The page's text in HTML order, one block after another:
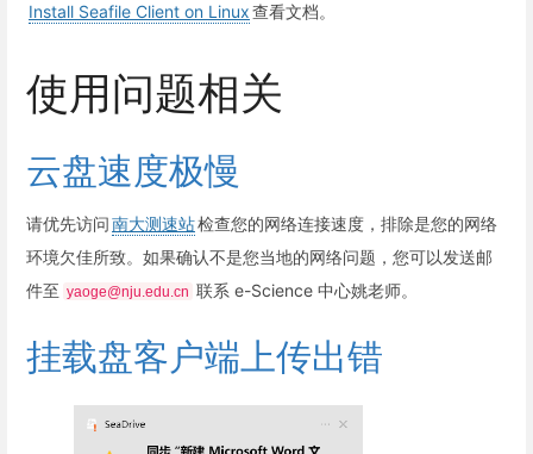
Install Seafile Client on Linux查看文档。
使用问题相关
云盘速度极慢
请优先访问南大测速站检查您的网络连接速度，排除是您的网络
环境欠佳所致。如果确认不是您当地的网络问题，您可以发送邮
件至 yaoge@nju.edu.cn 联系 e-Science 中心姚老师。
挂载盘客户端上传出错